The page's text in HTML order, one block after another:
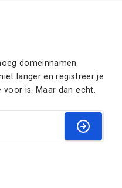
domeinnamen
langer en registreer je
is. Maar dan echt.